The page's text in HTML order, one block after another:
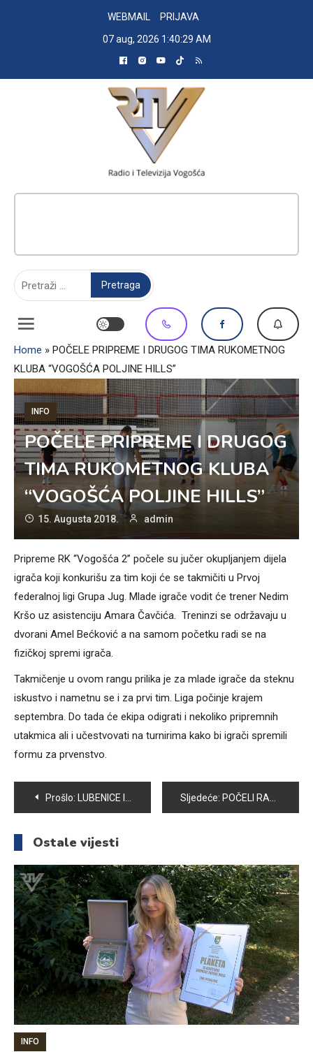
WEBMAIL
PRIJAVA
07 aug, 2026 1:40:30 AM
Home » POČELE PRIPREME I DRUGOG TIMA RUKOMETNOG
KLUBA “VOGOŠĆA POLJINE HILLS”
INFO
POČELE PRIPREME I DRUGOG
TIMA RUKOMETNOG KLUBA
“VOGOŠĆA POLJINE HILLS”
15. Augusta 2018. admin
Pripreme RK “Vogošća 2” počele su jučer okupljanjem dijela
igrača koji konkurišu za tim koji će se takmičiti u Prvoj
federalnoj ligi Grupa Jug. Mlade igrače vodit će trener Nedim
Kršo uz asistenciju Amara Čavčića. Treninzi se održavaju u
dvorani Amel Bećković a na samom početku radi se na
fizičkoj spremi igrača.
Takmičenje u ovom rangu prilika je za mlade igrače da steknu
iskustvo i nametnu se i za prvi tim. Liga počinje krajem
septembra. Do tada će ekipa odigrati i nekoliko pripremnih
utakmica ali i učestvovati na turnirima kako bi igrači spremili
formu za prvenstvo.
Navigacija
članaka
Prošlo: LUBENICE IZ BAŠTE MELIHE KALJANAC Sljedeće: POČELI RADOVI NA SANACIJI KRAKA U ULICI DONJA JOŠANICA I U DUŽINI OD 260 METARA
Ostale vijesti
INFO